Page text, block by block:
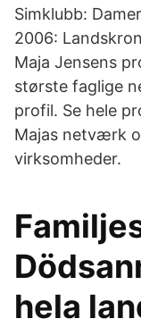
Simklubb:
2006:
Maja Jensens
største faglige
profil. Se hele
Majas netværk
virksomheder.
hela